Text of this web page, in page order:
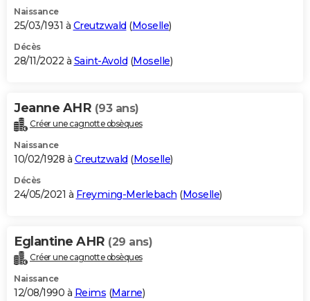
Naissance
25/03/1931 à Creutzwald (Moselle)
Décès
28/11/2022 à Saint-Avold (Moselle)
Jeanne AHR (93 ans)
Créer une cagnotte obsèques
Naissance
10/02/1928 à Creutzwald (Moselle)
Décès
24/05/2021 à Freyming-Merlebach (Moselle)
Eglantine AHR (29 ans)
Créer une cagnotte obsèques
Naissance
12/08/1990 à Reims (Marne)